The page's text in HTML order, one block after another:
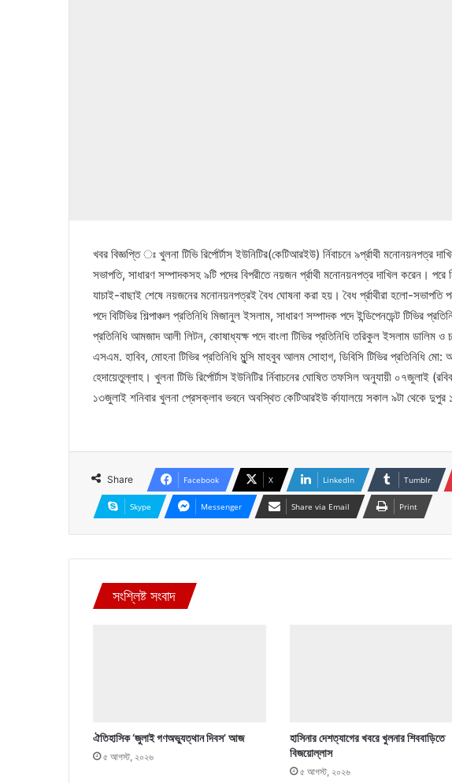
খবর বিজ্ঞপ্তি ঃ খুলনা টিভি রির্পোর্টাস ইউনিটির(কেটিআরইউ) র্নিবাচনে ৯র্প্রাথী মনোনয়নপত্র
সভাপতি, সাধারণ সম্পাদকসহ ৯টি পদের বিপরীতে নয়জন র্প্রাথী মনোনয়নপত্র দাখিল করেন। পরে
যাচাই-বাছাই শেষে নয়জনের মনোনয়নপত্রই বৈধ ঘোষনা করা হয়। বৈধ র্প্রাথীরা হলো-সভাপতি
পদে বিটিভির শিল্পাঞ্চল প্রতিনিধি মিজানুল ইসলাম, সাধারণ সম্পাদক পদে ইন্ডিপেনডেন্ট টিভির
প্রতিনিধি আমজাদ আলী লিটন, কোষাধ্যক্ষ পদে বাংলা টিভির প্রতিনিধি তরিকুল ইসলাম ডালিম ও
এসএম. হাবিব, মোহনা টিভির প্রতিনিধি মুন্সি মাহবুব আলম সোহাগ, ডিবিসি টিভির প্রতিনিধি
হেদায়েতুল্লাহ। খুলনা টিভি রির্পোর্টাস ইউনিটির র্নিবাচনের ঘোষিত তফসিল অনুযায়ী ০৭জুলাই
১৩জুলাই শনিবার খুলনা প্রেসক্লাব ভবনে অবস্থিত কেটিআরইউ র্কাযালয়ে সকাল ৯টা থেকে
Share Facebook X LinkedIn Tumblr
Skype Messenger Share via Email Print
সংশ্লিষ্ট সংবাদ
ঐতিহাসিক ‘জুলাই গণঅভ্যুত্থান দিবস’ আজ
৫ আগস্ট, ২০২৬
হাসিনার দেশত্যাগের খবরে খুলনার শিববাড়িতে
বিজয়োল্লাস
৫ আগস্ট, ২০২৬